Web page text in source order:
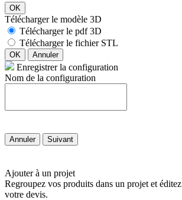
OK
Télécharger le modèle 3D
Télécharger le pdf 3D
Télécharger le fichier STL
OK Annuler
Enregistrer la configuration
Nom de la configuration
Annuler Suivant
Ajouter à un projet
Regroupez vos produits dans un projet et éditez
votre devis.